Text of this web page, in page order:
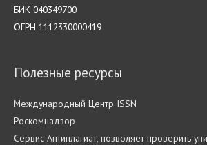
БИК 040349700
ОГРН 1112330000419
Полезные ресурсы
Международный Центр ISSN
Роскомнадзор
Cервис Антиплагиат, позволяет проверить